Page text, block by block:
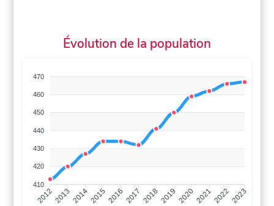
Évolution de la population
470
460
450
440
430
420
410
201220132014201520162017 20182019 2020202120222023